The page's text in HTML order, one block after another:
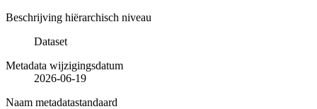
Beschrijving hiërarchisch niveau
Dataset
Metadata wijzigingsdatum
2026-06-19
Naam metadatastandaard